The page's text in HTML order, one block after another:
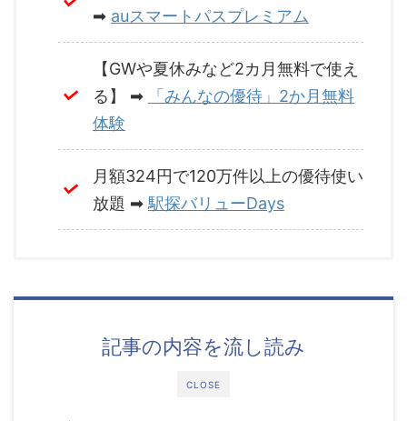
➡ auスマートパスプレミアム
【GWや夏休みなど2カ月無料で使え
る】 ➡
「みんなの優待」2か月無料
体験
月額324円で120万件以上の優待使い
放題 ➡ 駅探バリューDays
CLOSE
記事の内容を流し読み